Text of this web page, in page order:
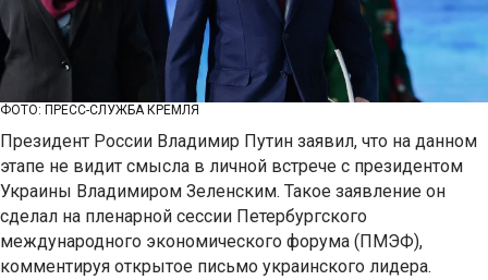
ФОТО: ПРЕСС-СЛУЖБА КРЕМЛЯ
Президент России Владимир Путин заявил, что на данном
этапе не видит смысла в личной встрече с президентом
Украины Владимиром Зеленским. Такое заявление он
сделал на пленарной сессии Петербургского
международного экономического форума (ПМЭФ),
комментируя открытое письмо украинского лидера.